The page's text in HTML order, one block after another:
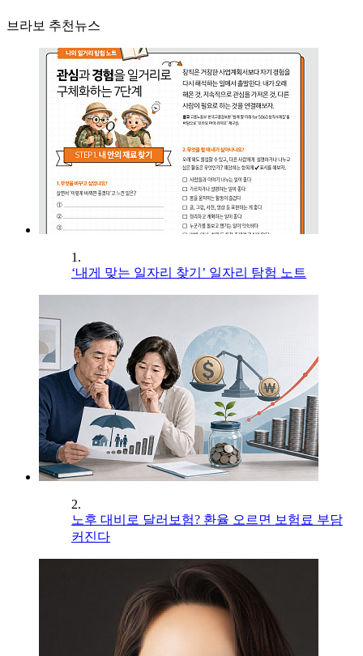
브라보 추천뉴스
1.
‘내게 맞는 일자리 찾기’ 일자리 탐험 노트
2.
노후 대비로 달러보험? 환율 오르면 보험료 부담
커진다